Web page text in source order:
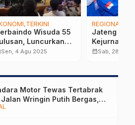
55
REGIONAL
Jateng Tuan Rumah
Kejurnas Panahan
Junior Terbesar,
calendar_monthSab, 28 Jun 2025
Motor Tewas Tertabrak
Wringin Putih Bergas,